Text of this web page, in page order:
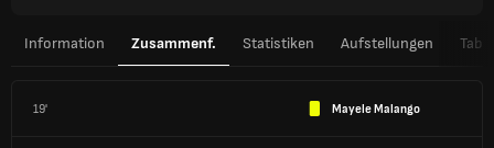
Information Zusammenf. Statistiken Aufstellungen
19' Mayele Malango